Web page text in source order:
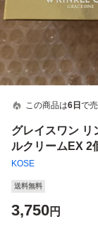
この商品は6日 で
グレイスワン リ
ルクリームEX 2
KOSE
送料無料
3,750円